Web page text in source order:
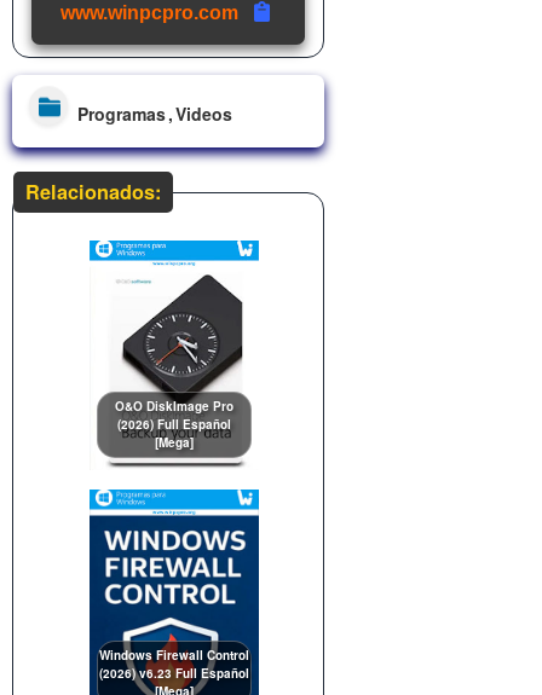
www.winpcpro.com
Programas Videos
Relacionados:
O&O DiskImage Pro
(2026) Full Español
[Mega]
Windows Firewall Control
(2026) v6.23 Full Español